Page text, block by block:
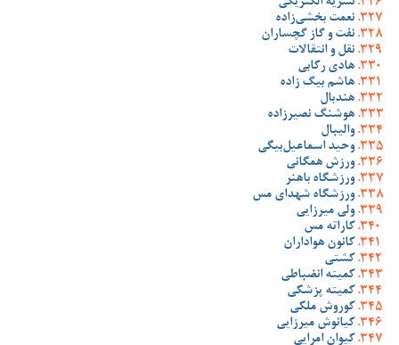
نشریه الکتریکی
نعمت بخشی‌زاده
نفت و گاز گچساران
نقل و انتقالات
هادی رکابی
هاشم بیگ زاده
هندبال
هوشنگ نصیرزاده
والیبال
وحید اسماعیل‌بیگی
ورزش همگانی
ورزشگاه باهنر
ورزشگاه شهدای مس
ولی میرزایی
کاراته مس
کانون هواداران
کشتی
کمیته انضباطی
کمیته پزشکی
کوروش ملکی
کیانوش میرزایی
کیوان امرایی